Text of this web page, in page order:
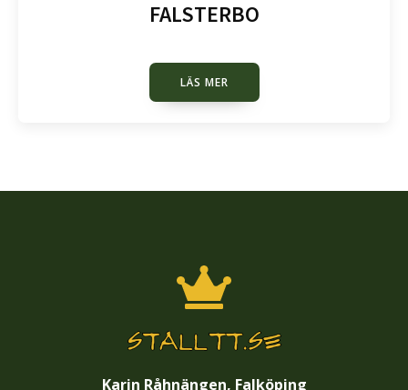
FALSTERBO
LÄS MER
Karin Råhnängen, Falköping